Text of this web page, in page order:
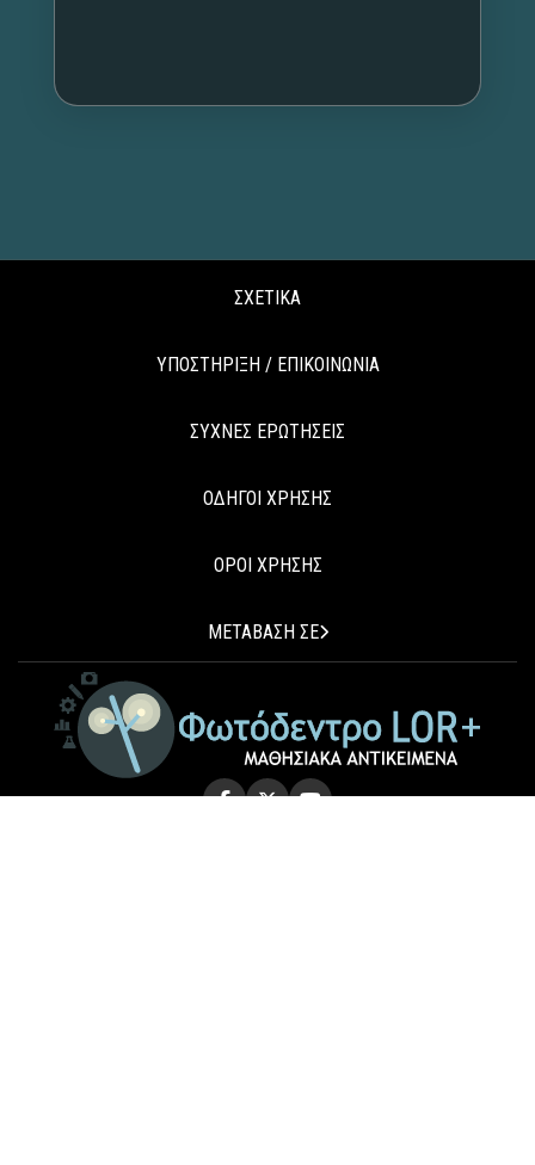
ΣΧΕΤΙΚΑ
ΥΠΟΣΤΗΡΙΞΗ / ΕΠΙΚΟΙΝΩΝΙΑ
ΣΥΧΝΕΣ ΕΡΩΤΗΣΕΙΣ
ΟΔΗΓΟΙ ΧΡΗΣΗΣ
ΟΡΟΙ ΧΡΗΣΗΣ
ΜΕΤΑΒΑΣΗ ΣΕ